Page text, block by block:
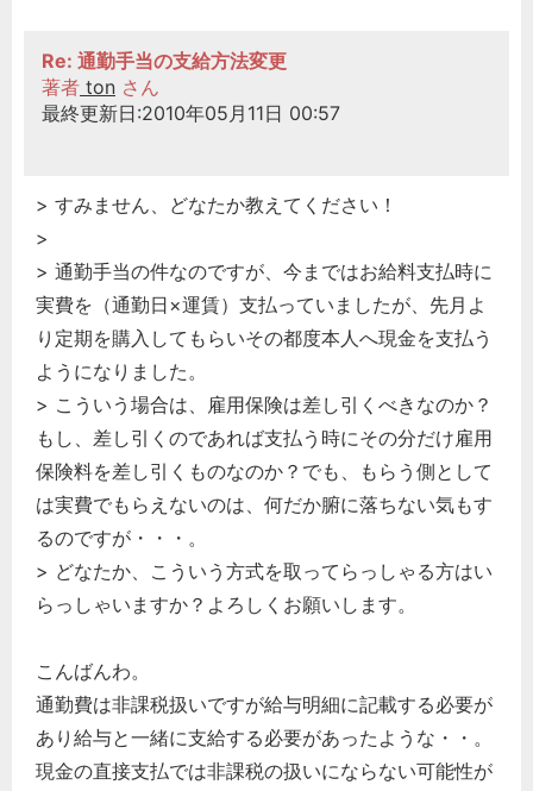
Re: 通勤手当の支給方法変更
著者 ton さん
最終更新日:2010年05月11日 00:57
> すみません、どなたか教えてください！
>
> 通勤手当の件なのですが、今まではお給料支払時に
実費を（通勤日×運賃）支払っていましたが、先月よ
り定期を購入してもらいその都度本人へ現金を支払う
ようになりました。
> こういう場合は、雇用保険は差し引くべきなのか？
もし、差し引くのであれば支払う時にその分だけ雇用
保険料を差し引くものなのか？でも、もらう側として
は実費でもらえないのは、何だか腑に落ちない気もす
るのですが・・・。
> どなたか、こういう方式を取ってらっしゃる方はい
らっしゃいますか？よろしくお願いします。
こんばんわ。
通勤費は非課税扱いですが給与明細に記載する必要が
あり給与と一緒に支給する必要があったような・・。
現金の直接支払では非課税の扱いにならない可能性が